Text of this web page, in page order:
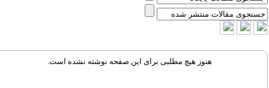
هنوز هیچ مطلبی برای این صفحه نوشته نشده است.